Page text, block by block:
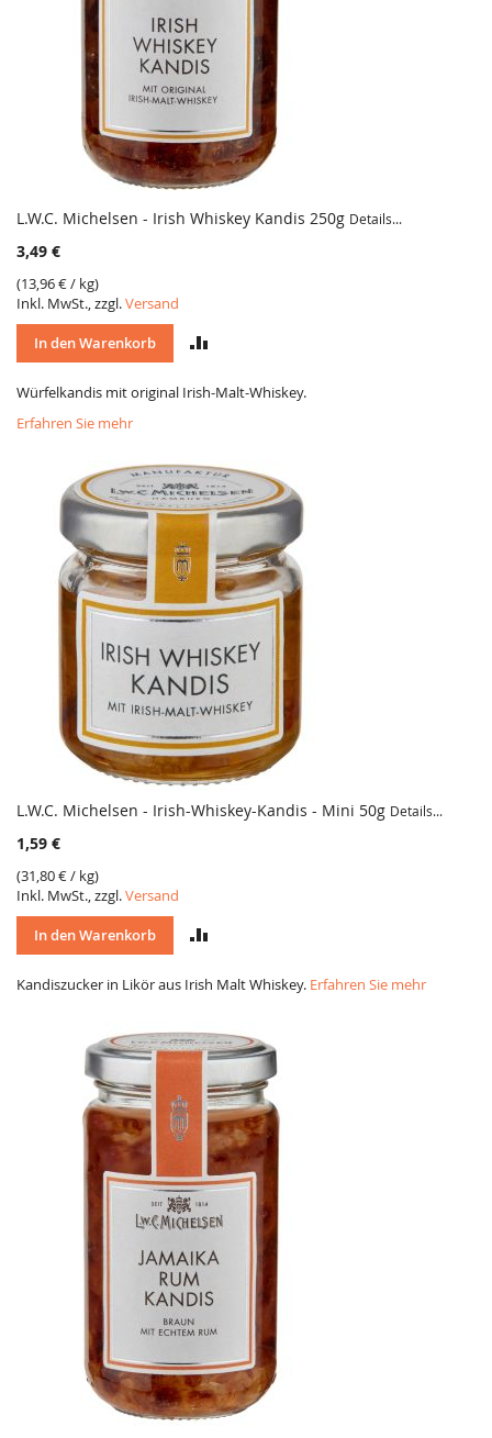
L.W.C. Michelsen - Irish Whiskey Kandis 250g Details...
3,49 €
(13,96 €/ kg)
Inkl. MwSt., zzgl.Versand
In den Warenkorb
VERGLEICH
Würfelkandis mit original Irish-Malt-Whiskey.
Erfahren Sie mehr
L.W.C. Michelsen - Irish-Whiskey-Kandis - Mini 50g Details...
1,59 €
(31,80 €/ kg)
Inkl. MwSt., zzgl.Versand
In den Warenkorb
VERGLEICH
Kandiszucker in Likör aus Irish Malt Whiskey. Erfahren Sie mehr